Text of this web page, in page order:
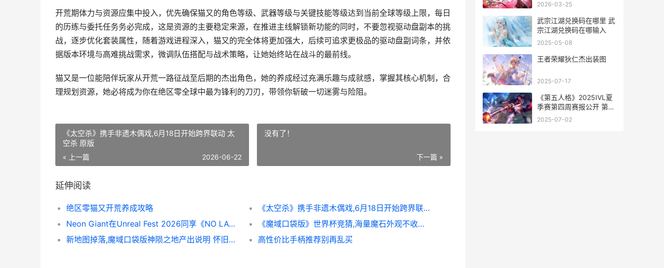
开荒期体力与资源应集中投入，优先确保猫又的角色等级、武器等级与关键技能等级达到当前全球等级上限，每日
的历练与委托任务务必完成，这是资源的主要稳定来源，在推进主线解锁新功能的同时，不要忽视驱动盘副本的挑
战，逐步优化套装属性，随着游戏进程深入，猫又的完全体将更加强大，后续可追求更极品的驱动盘副词条，并依
据版本环境与高难挑战需求，微调队伍搭配与战术策略，让她始终站在战斗的最前线。
猫又是一位能陪伴玩家从开荒一路征战至后期的杰出角色，她的养成经过充满乐趣与成就感，掌握其核心机制，合
理规划资源，她必将成为你在绝区零全球中最为锋利的刀刃，带领你斩破一切迷雾与险阻。
《太空杀》携手非遗木偶戏,6月18日开始跨界联动 太
空杀 原版
« 上一篇 2026-06-22
没有了！
下一篇 »
延伸阅读
绝区零猫又开荒养成攻略
《太空杀》携手非遗木偶戏,6月18日开始跨界联动 太空杀 原版
Neon Giant在Unreal Fest 2026同享《NO LAW》放开世界城市开发经验
《魔域口袋版》世界杯竞猜,海量魔石外观不收费拿 魔域口袋版手游官网
新地图掉落,魔域口袋版神陨之地产出说明 怀旧服地穴魔的碎片
高性价比手柄推荐别再乱买
2026-03-25
武宗江湖兑换码在哪里 武
宗江湖兑换码在哪输入
2025-05-08
王者荣耀狄仁杰出装图
2025-07-17
《第五人格》2025IVL夏
季赛第四周赛报公开 第五
人格2026年限
2025-07-02